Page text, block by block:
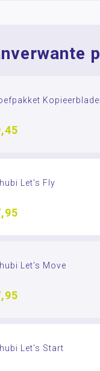
Let's Fly
Let's Move
Let's Start